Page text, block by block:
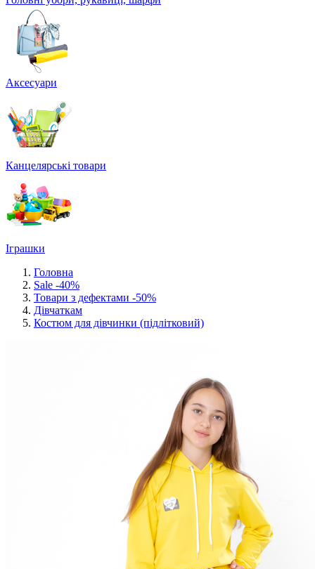
Аксесуари
Канцелярські товари
Іграшки
Головна
Sale -40%
Товари з дефектами -50%
Дівчаткам
Костюм для дівчинки (підлітковий)